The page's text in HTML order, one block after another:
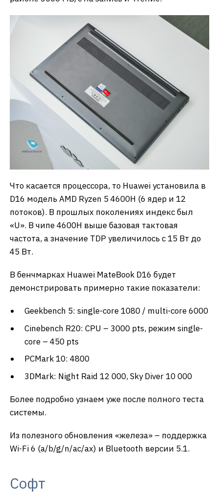
Что касается процессора, то Huawei установила в
D16 модель AMD Ryzen 5 4600H (6 ядер и 12
потоков). В прошлых поколениях индекс был
«U». В чипе 4600H выше базовая тактовая
частота, а значение TDP увеличилось с 15 Вт до
45 Вт.
В бенчмарках Huawei MateBook D16 будет
демонстрировать примерно такие показатели:
Geekbench 5: single-core 1080 / multi-core 6000
Cinebench R20: CPU – 3000 pts, режим single-
core – 450 pts
PСMark 10: 4800
3DMark: Night Raid 12 000, Sky Diver 10 000
Более подробно узнаем уже после полного теста
системы.
Из полезного обновления «железа» – поддержка
Wi-Fi 6 (a/b/g/n/ac/ax) и Bluetooth версии 5.1.
Софт